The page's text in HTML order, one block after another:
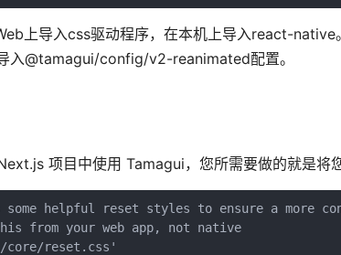
上导入css驱动程序，在本机上导入react-
入@tamagui/config/v2-reanimated配置。
项目中使用 Tamagui，您所需要做的就是将
helpful reset styles to ensure a more
from your web app, not native
core/reset.css'